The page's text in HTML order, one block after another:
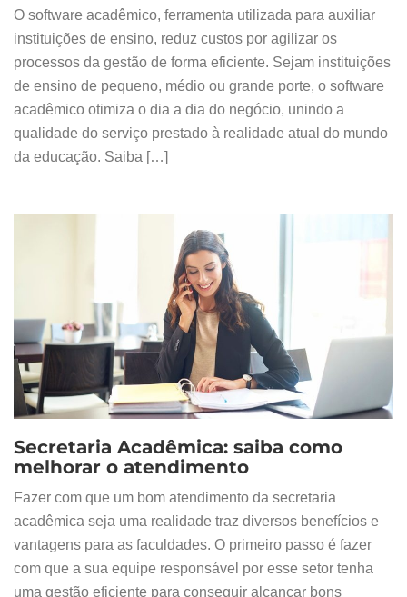
O software acadêmico, ferramenta utilizada para auxiliar
instituições de ensino, reduz custos por agilizar os
processos da gestão de forma eficiente. Sejam instituições
de ensino de pequeno, médio ou grande porte, o software
acadêmico otimiza o dia a dia do negócio, unindo a
qualidade do serviço prestado à realidade atual do mundo
da educação. Saiba […]
Secretaria Acadêmica: saiba como
melhorar o atendimento
Fazer com que um bom atendimento da secretaria
acadêmica seja uma realidade traz diversos benefícios e
vantagens para as faculdades. O primeiro passo é fazer
com que a sua equipe responsável por esse setor tenha
uma gestão eficiente para conseguir alcançar bons